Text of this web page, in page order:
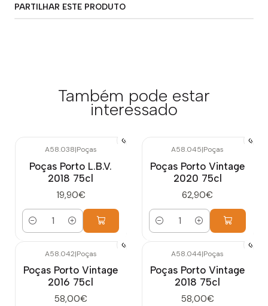
PARTILHAR ESTE PRODUTO
Também pode estar
interessado
A58.038|Poças
Poças Porto L.B.V.
2018 75cl
19,90€
Quantidade
A58.045|Poças
Poças Porto Vintage
2020 75cl
62,90€
Quantidade
A58.042|Poças
Poças Porto Vintage
2016 75cl
58,00€
A58.044|Poças
Poças Porto Vintage
2018 75cl
58,00€